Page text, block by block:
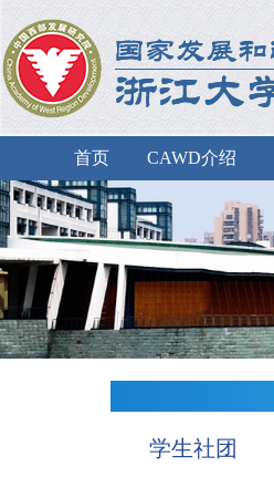
首页 CAWD介绍
学生社团